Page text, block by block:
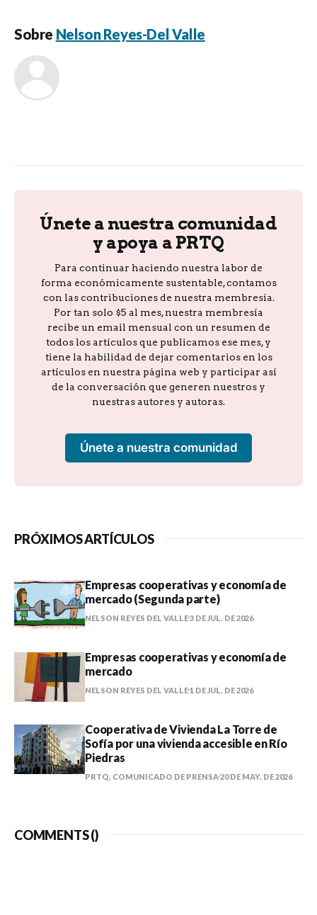
Sobre Nelson Reyes-Del Valle
Únete a nuestra comunidad
y apoya a PRTQ
Para continuar haciendo nuestra labor de
forma económicamente sustentable, contamos
con las contribuciones de nuestra membresía.
Por tan solo $5 al mes, nuestra membresía
recibe un email mensual con un resumen de
todos los artículos que publicamos ese mes, y
tiene la habilidad de dejar comentarios en los
artículos en nuestra página web y participar así
de la conversación que generen nuestros y
nuestras autores y autoras.
Únete a nuestra comunidad
PRÓXIMOS ARTÍCULOS
Empresas cooperativas y economía de
mercado (Segunda parte)
NELSON REYES DEL VALLE3 DE JUL. DE 2026
Empresas cooperativas y economía de
mercado
NELSON REYES DEL VALLE1 DE JUL. DE 2026
Cooperativa de Vivienda La Torre de
Sofía por una vivienda accesible en Río
Piedras
PRTQ, COMUNICADO DE PRENSA20 DE MAY. DE 2026
COMMENTS ()